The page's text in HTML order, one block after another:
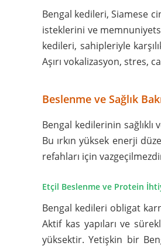
Bengal kedileri, Siamese
isteklerini ve
kedileri, sahipleriyle
Aşırı vokalizasyon, stres,
Beslenme ve Sağlık
Bengal kedilerinin
Bu ırkın yüksek enerji
refahları için
Etçil Beslenme ve Protein
Bengal kedileri obligat
Aktif kas yapıları ve
yüksektir. Yetişkin bir